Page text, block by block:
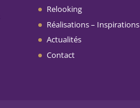
Relooking
Réalisations – Inspirations
Actualités
Contact